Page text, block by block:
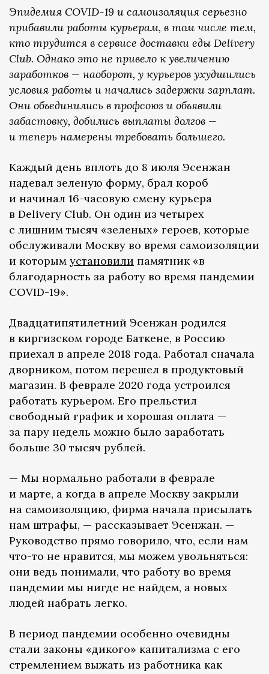
Эпидемия COVID-19 и самоизоляция серьезно
прибавили работы курьерам, в том числе тем,
кто трудится в сервисе доставки еды Delivery
Club. Однако это не привело к увеличению
заработков — наоборот, у курьеров ухудшились
условия работы и начались задержки зарплат.
Они объединились в профсоюз и объявили
забастовку, добились выплаты долгов —
и теперь намерены требовать большего.
Каждый день вплоть до 8 июля Эсенжан
надевал зеленую форму, брал короб
и начинал 16-часовую смену курьера
в Delivery Club. Он один из четырех
с лишним тысяч «зеленых» героев, которые
обслуживали Москву во время самоизоляции
и которым установили памятник «в
благодарность за работу во время пандемии
СOVID-19».
Двадцатипятилетний Эсенжан родился
в киргизском городе Баткене, в Россию
приехал в апреле 2018 года. Работал сначала
дворником, потом перешел в продуктовый
магазин. В феврале 2020 года устроился
работать курьером. Его прельстил
свободный график и хорошая оплата —
за пару недель можно было заработать
больше 30 тысяч рублей.
— Мы нормально работали в феврале
и марте, а когда в апреле Москву закрыли
на самоизоляцию, фирма начала присылать
нам штрафы, — рассказывает Эсенжан. —
Руководство прямо говорило, что, если нам
что-то не нравится, мы можем увольняться:
они ведь понимали, что работу во время
пандемии мы нигде не найдем, а новых
людей набрать легко.
В период пандемии особенно очевидны
стали законы «дикого» капитализма с его
стремлением выжать из работника как